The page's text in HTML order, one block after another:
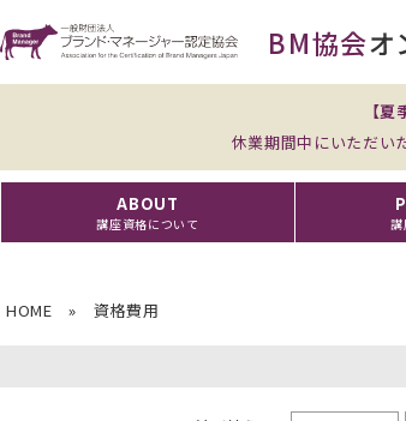
BM協会オ
【
休業期間中にいただい
ABOUT
講座資格について 講
HOME » 資格費用